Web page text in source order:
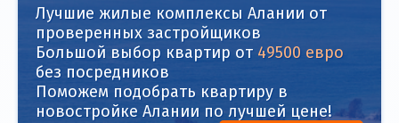
Лучшие жилые комплексы Алании от
проверенных застройщиков
Большой выбор квартир от 49500 евро
без посредников
Поможем подобрать квартиру в
новостройке Алании по лучшей цене!